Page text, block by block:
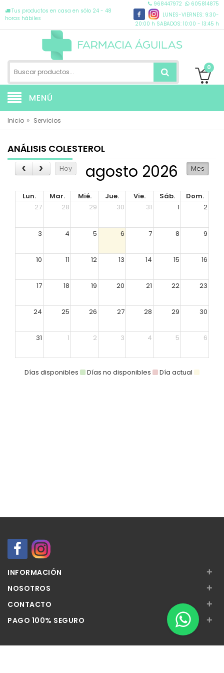
Tus productos en casa en sólo 24 - 48
horas hábiles
968447972
605814875
LUNES-VIERNES: 9:30-
20:00 h SABADOS: 10:00 - 13:45 h
0
MENÚ
Inicio » Servicios
ANÁLISIS COLESTEROL
Hoy Mes
agosto 2026
Lun. Mar. Mié. Jue. Vie. Sáb.
Dom.
27
28 29 30 31 1 2
3 4 5 6 7 8 9
10 11 12 13 14 15 16
17 18 19 20 21 22 23
24 25 26 27 28 29 30
31 1 2 3 4 5 6
Días disponibles Días no disponibles Día actual
INFORMACIÓN +
NOSOTROS +
CONTACTO +
PAGO 100% SEGURO +